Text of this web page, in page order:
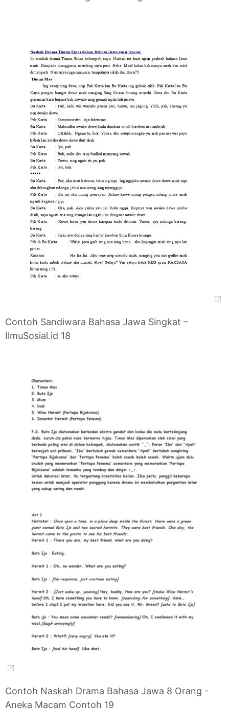
Contoh Sandiwara Bahasa Jawa Singkat –
IlmuSosial.id 18
Contoh Naskah Drama Bahasa Jawa 8 Orang -
Aneka Macam Contoh 19